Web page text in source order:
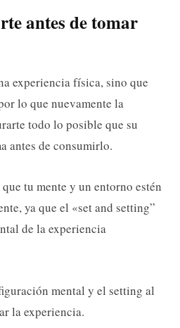
antes de tomar
experiencia física, sino que
lo que nuevamente la
todo lo posible que su
antes de consumirlo.
tu mente y un entorno estén
ya que el «set and setting”
de la experiencia
mental y el setting al
la experiencia.